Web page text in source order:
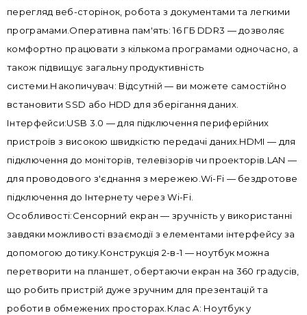
перегляд веб-сторінок, робота з документами та легкими
програмами.Оперативна пам'ять: 16 ГБ DDR3 — дозволяє
комфортно працювати з кількома програмами одночасно, а
також підвищує загальну продуктивність
системи.Накопичувач: Відсутній — ви можете самостійно
встановити SSD або HDD для зберігання даних.
Інтерфейси:USB 3.0 — для підключення периферійних
пристроїв з високою швидкістю передачі даних.HDMI — для
підключення до моніторів, телевізорів чи проекторів.LAN —
для проводового з'єднання з мережею.Wi-Fi — бездротове
підключення до Інтернету через Wi-Fi.
Особливості:Сенсорний екран — зручність у використанні
завдяки можливості взаємодії з елементами інтерфейсу за
допомогою дотику.Конструкція 2-в-1 — ноутбук можна
перетворити на планшет, обертаючи екран на 360 градусів,
що робить пристрій дуже зручним для презентацій та
роботи в обмежених просторах.Клас A: Ноутбук у